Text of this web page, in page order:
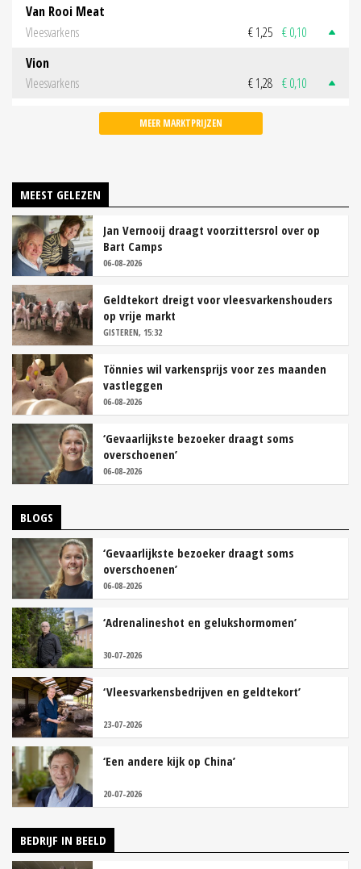
Van Rooi Meat
Vleesvarkens
€ 1,25 € 0,10
Vion
Vleesvarkens
€ 1,28 € 0,10
MEER MARKTPRIJZEN
MEEST GELEZEN
Jan Vernooij draagt voorzittersrol over op
Bart Camps
06-08-2026
Geldtekort dreigt voor vleesvarkenshouders
op vrije markt
GISTEREN, 15:32
Tönnies wil varkensprijs voor zes maanden
vastleggen
06-08-2026
‘Gevaarlijkste bezoeker draagt soms
overschoenen’
06-08-2026
BLOGS
‘Gevaarlijkste bezoeker draagt soms
overschoenen’
06-08-2026
‘Adrenalineshot en gelukshormomen’
30-07-2026
‘Vleesvarkensbedrijven en geldtekort’
23-07-2026
‘Een andere kijk op China’
20-07-2026
BEDRIJF IN BEELD